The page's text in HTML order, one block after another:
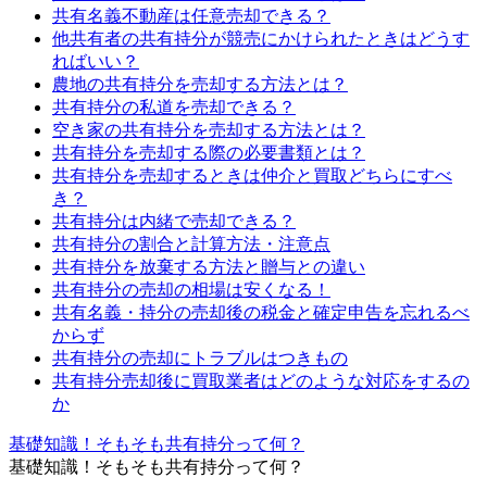
共有名義不動産は任意売却できる？
他共有者の共有持分が競売にかけられたときはどうす
ればいい？
農地の共有持分を売却する方法とは？
共有持分の私道を売却できる？
空き家の共有持分を売却する方法とは？
共有持分を売却する際の必要書類とは？
共有持分を売却するときは仲介と買取どちらにすべ
き？
共有持分は内緒で売却できる？
共有持分の割合と計算方法・注意点
共有持分を放棄する方法と贈与との違い
共有持分の売却の相場は安くなる！
共有名義・持分の売却後の税金と確定申告を忘れるべ
からず
共有持分の売却にトラブルはつきもの
共有持分売却後に買取業者はどのような対応をするの
か
基礎知識！そもそも共有持分って何？
基礎知識！そもそも共有持分って何？